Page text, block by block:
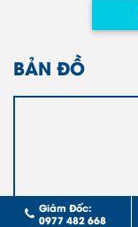
BẢN ĐỒ
Giám Đốc:
0977 482 668